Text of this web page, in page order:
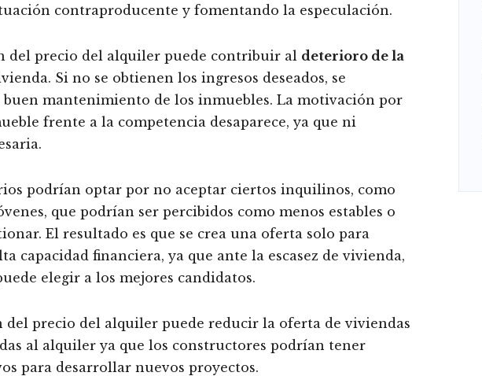
contraproducente y fomentando la especulación.
del precio del alquiler puede contribuir al deterioro de la
Si no se obtienen los ingresos deseados, se
buen mantenimiento de los inmuebles. La motivación por
frente a la competencia desaparece, ya que ni
podrían optar por no aceptar ciertos inquilinos, como
que podrían ser percibidos como menos estables o
El resultado es que se crea una oferta solo para
capacidad financiera, ya que ante la escasez de vivienda,
elegir a los mejores candidatos.
del precio del alquiler puede reducir la oferta de viviendas
al alquiler ya que los constructores podrían tener
para desarrollar nuevos proyectos.